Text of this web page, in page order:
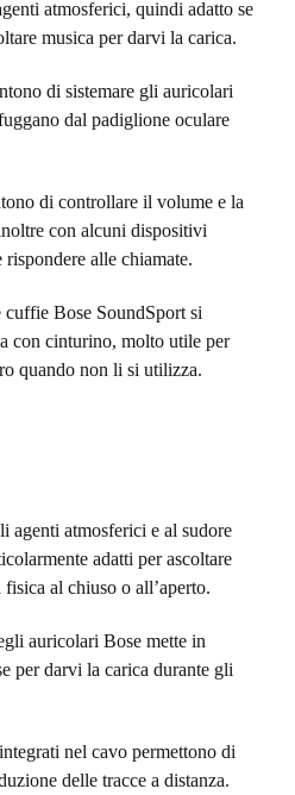
atmosferici, quindi adatto se
musica per darvi la carica.
di sistemare gli auricolari
dal padiglione oculare
di controllare il volume e la
con alcuni dispositivi
alle chiamate.
Bose SoundSport si
con cinturino, molto utile per
quando non li si utilizza.
agenti atmosferici e al sudore
adatti per ascoltare
al chiuso o all’aperto.
auricolari Bose mette in
per darvi la carica durante gli
nel cavo permettono di
delle tracce a distanza.